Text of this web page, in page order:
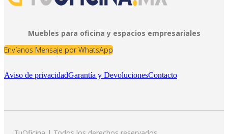
Muebles para oficina y espacios empresariales
Envíanos Mensaje por WhatsApp
Aviso de privacidadGarantía y DevolucionesContacto